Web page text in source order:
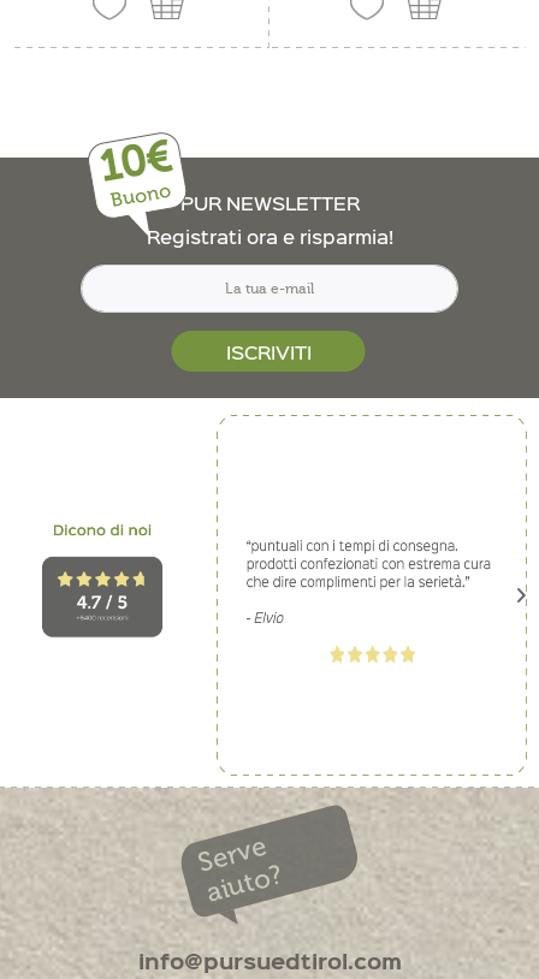
10€
Buono PUR NEWSLETTER
Registrati ora e risparmia!
ISCRIVITI
Serve
aiuto?
info@pursuedtirol.com